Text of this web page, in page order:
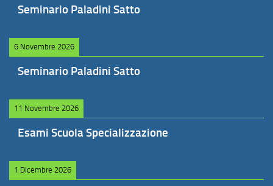
Seminario Paladini Satto
6 Novembre 2026
Seminario Paladini Satto
11 Novembre 2026
Esami Scuola Specializzazione
1 Dicembre 2026